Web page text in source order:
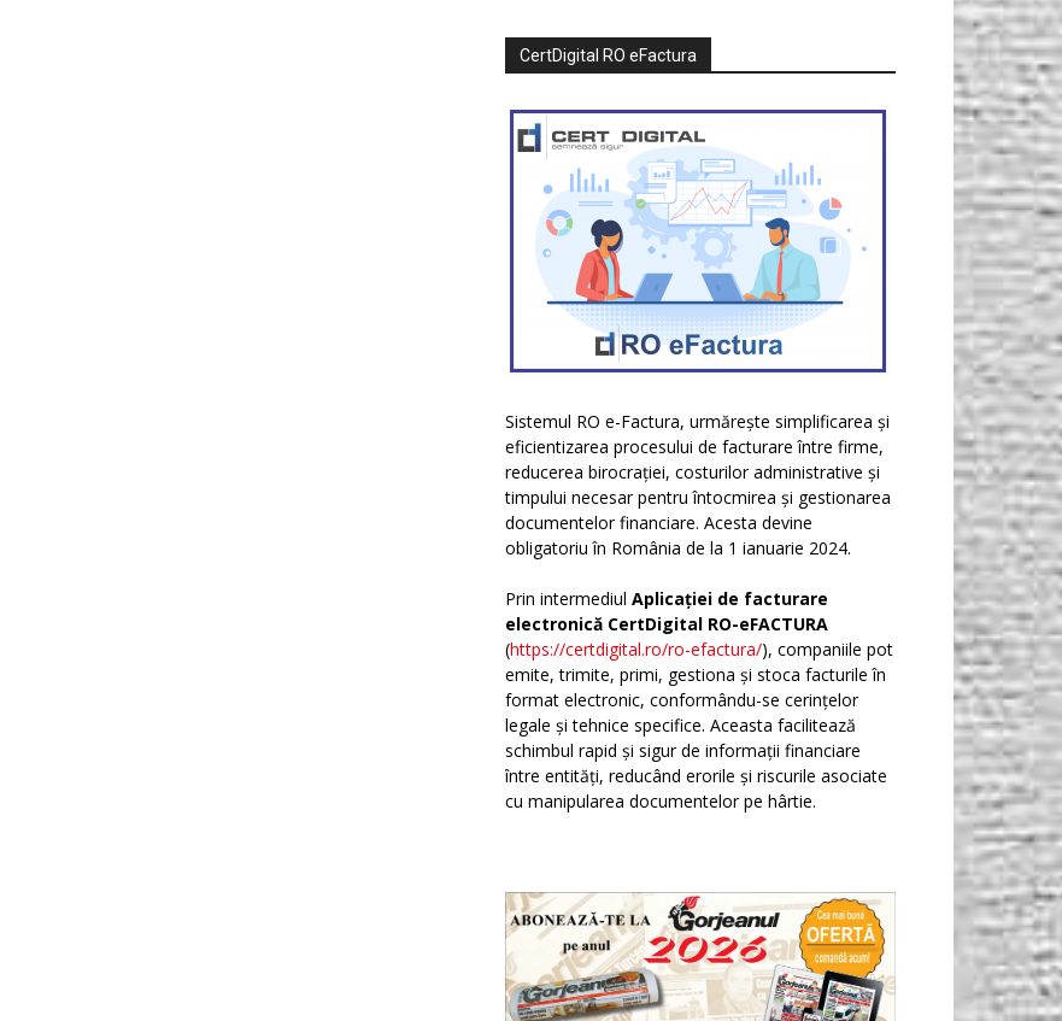
CertDigital RO eFactura
Sistemul RO e-Factura, urmărește simplificarea și
eficientizarea procesului de facturare între firme,
reducerea birocrației, costurilor administrative și
timpului necesar pentru întocmirea și gestionarea
documentelor financiare. Acesta devine
obligatoriu în România de la 1 ianuarie 2024.
Prin intermediul Aplicației de facturare
electronică CertDigital RO-eFACTURA
(https://certdigital.ro/ro-efactura/), companiile pot
emite, trimite, primi, gestiona și stoca facturile în
format electronic, conformându-se cerințelor
legale și tehnice specifice. Aceasta facilitează
schimbul rapid și sigur de informații financiare
între entități, reducând erorile și riscurile asociate
cu manipularea documentelor pe hârtie.